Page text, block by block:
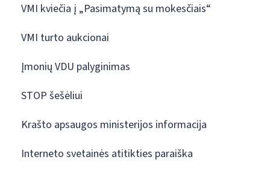
VMI kviečia į „Pasimatymą su mokesčiais“
VMI turto aukcionai
Įmonių VDU palyginimas
STOP šešėliui
Krašto apsaugos ministerijos informacija
Interneto svetainės atitikties paraiška